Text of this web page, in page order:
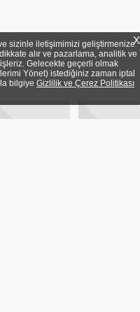
sizinle iletişimimizi geliştirmenize
alır ve pazarlama, analitik ve
Gelecekte geçerli olmak
Yönet) istediğiniz zaman iptal
bilgiye Gizlilik ve Çerez Politikası
X